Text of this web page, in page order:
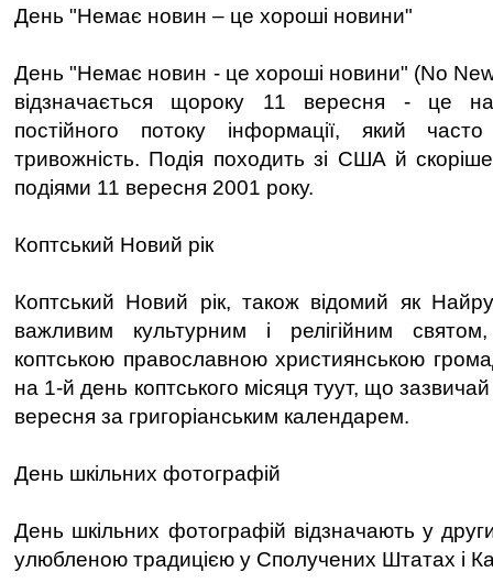
День "Немає новин – це хороші новини"
День "Немає новин - це хороші новини" (No
відзначається щороку 11 вересня - це
постійного потоку інформації, який
тривожність. Подія походить зі США й
подіями 11 вересня 2001 року.
Коптський Новий рік
Коптський Новий рік, також відомий як
важливим культурним і релігійним
коптською православною християнською
на 1-й день коптського місяця туут, що
вересня за григоріанським календарем.
День шкільних фотографій
День шкільних фотографій відзначають у
улюбленою традицією у Сполучених Штатах і